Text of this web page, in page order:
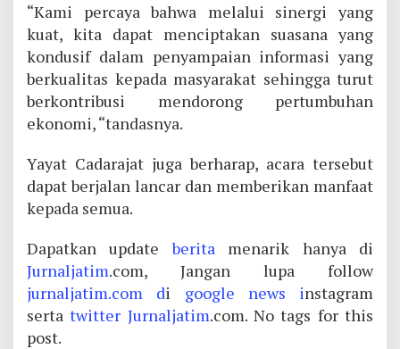
“Kami percaya bahwa melalui sinergi yang
kuat, kita dapat menciptakan suasana yang
kondusif dalam penyampaian informasi yang
berkualitas kepada masyarakat sehingga turut
berkontribusi mendorong pertumbuhan
ekonomi, “tandasnya.
Yayat Cadarajat juga berharap, acara tersebut
dapat berjalan lancar dan memberikan manfaat
kepada semua.
Dapatkan updateberitamenarik hanya di
Jurnaljatim.com, Jangan lupa follow
jurnaljatim.com di google news instagram
sertatwitter Jurnaljatim.com. No tags for this
post.